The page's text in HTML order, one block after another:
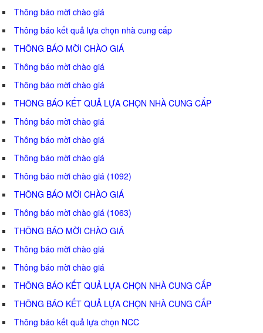
Thông báo mời chào giá
Thông báo kết quả lựa chọn nhà cung cấp
THÔNG BÁO MỜI CHÀO GIÁ
Thông báo mời chào giá
Thông báo mời chào giá
THÔNG BÁO KẾT QUẢ LỰA CHỌN NHÀ CUNG CẤP
Thông báo mời chào giá
Thông báo mời chào giá
Thông báo mời chào giá
Thông báo mời chào giá (1092)
THÔNG BÁO MỜI CHÀO GIÁ
Thông báo mời chào giá (1063)
THÔNG BÁO MỜI CHÀO GIÁ
Thông báo mời chào giá
Thông báo mời chào giá
THÔNG BÁO KẾT QUẢ LỰA CHỌN NHÀ CUNG CẤP
THÔNG BÁO KẾT QUẢ LỰA CHỌN NHÀ CUNG CẤP
Thông báo kết quả lựa chọn NCC